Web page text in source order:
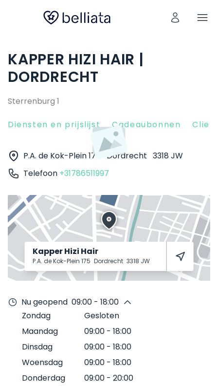
KAPPER HIZI HAIR |
DORDRECHT
Sterrenburg 1
Diensten en prijslijst Cadeaubonnen
P.A. de Kok-Plein 175 Dordrecht 3318 JW
Telefoon +31786511997
Kapper Hizi Hair
P.A. de Kok-Plein 175 Dordrecht 3318 JW
Nu geopend 09:00 - 18:00
Zondag
Gesloten
Maandag
09:00 - 18:00
Dinsdag
09:00 - 18:00
Woensdag
09:00 - 18:00
Donderdag
09:00 - 20:00